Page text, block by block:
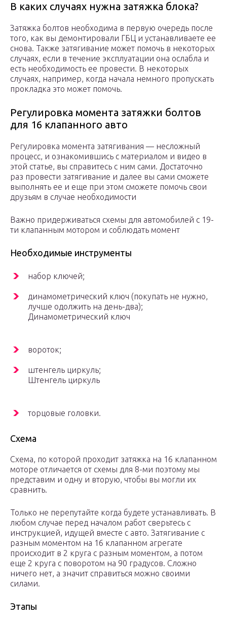
В каких случаях нужна затяжка блока?
Затяжка болтов необходима в первую очередь после
того, как вы демонтировали ГБЦ и устанавливаете ее
снова. Также затягивание может помочь в некоторых
случаях, если в течение эксплуатации она ослабла и
есть необходимость ее провести. В некоторых
случаях, например, когда начала немного пропускать
прокладка это может помочь.
Регулировка момента затяжки болтов
для 16 клапанного авто
Регулировка момента затягивания — несложный
процесс, и ознакомившись с материалом и видео в
этой статье, вы справитесь с ним сами. Достаточно
раз провести затягивание и далее вы сами сможете
выполнять ее и еще при этом сможете помочь свои
друзьям в случае необходимости
Важно придерживаться схемы для автомобилей с 19-
ти клапанным мотором и соблюдать момент
Необходимые инструменты
набор ключей;
динамометрический ключ (покупать не нужно,
лучше одолжить на день-два);
Динамометрический ключ
вороток;
штенгель циркуль;
Штенгель циркуль
торцовые головки.
Схема
Схема, по которой проходит затяжка на 16 клапанном
моторе отличается от схемы для 8-ми поэтому мы
представим и одну и вторую, чтобы вы могли их
сравнить.
Только не перепутайте когда будете устанавливать. В
любом случае перед началом работ сверьтесь с
инструкцией, идущей вместе с авто. Затягивание с
разным моментом на 16 клапанном агрегате
происходит в 2 круга с разным моментом, а потом
еще 2 круга с поворотом на 90 градусов. Сложно
ничего нет, а значит справиться можно своими
силами.
Этапы